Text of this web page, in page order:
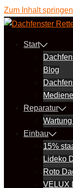
Zum Inhalt springen
Start
Blog
Reparatur
Einbau
15%
Lideko
Roto
VELUX